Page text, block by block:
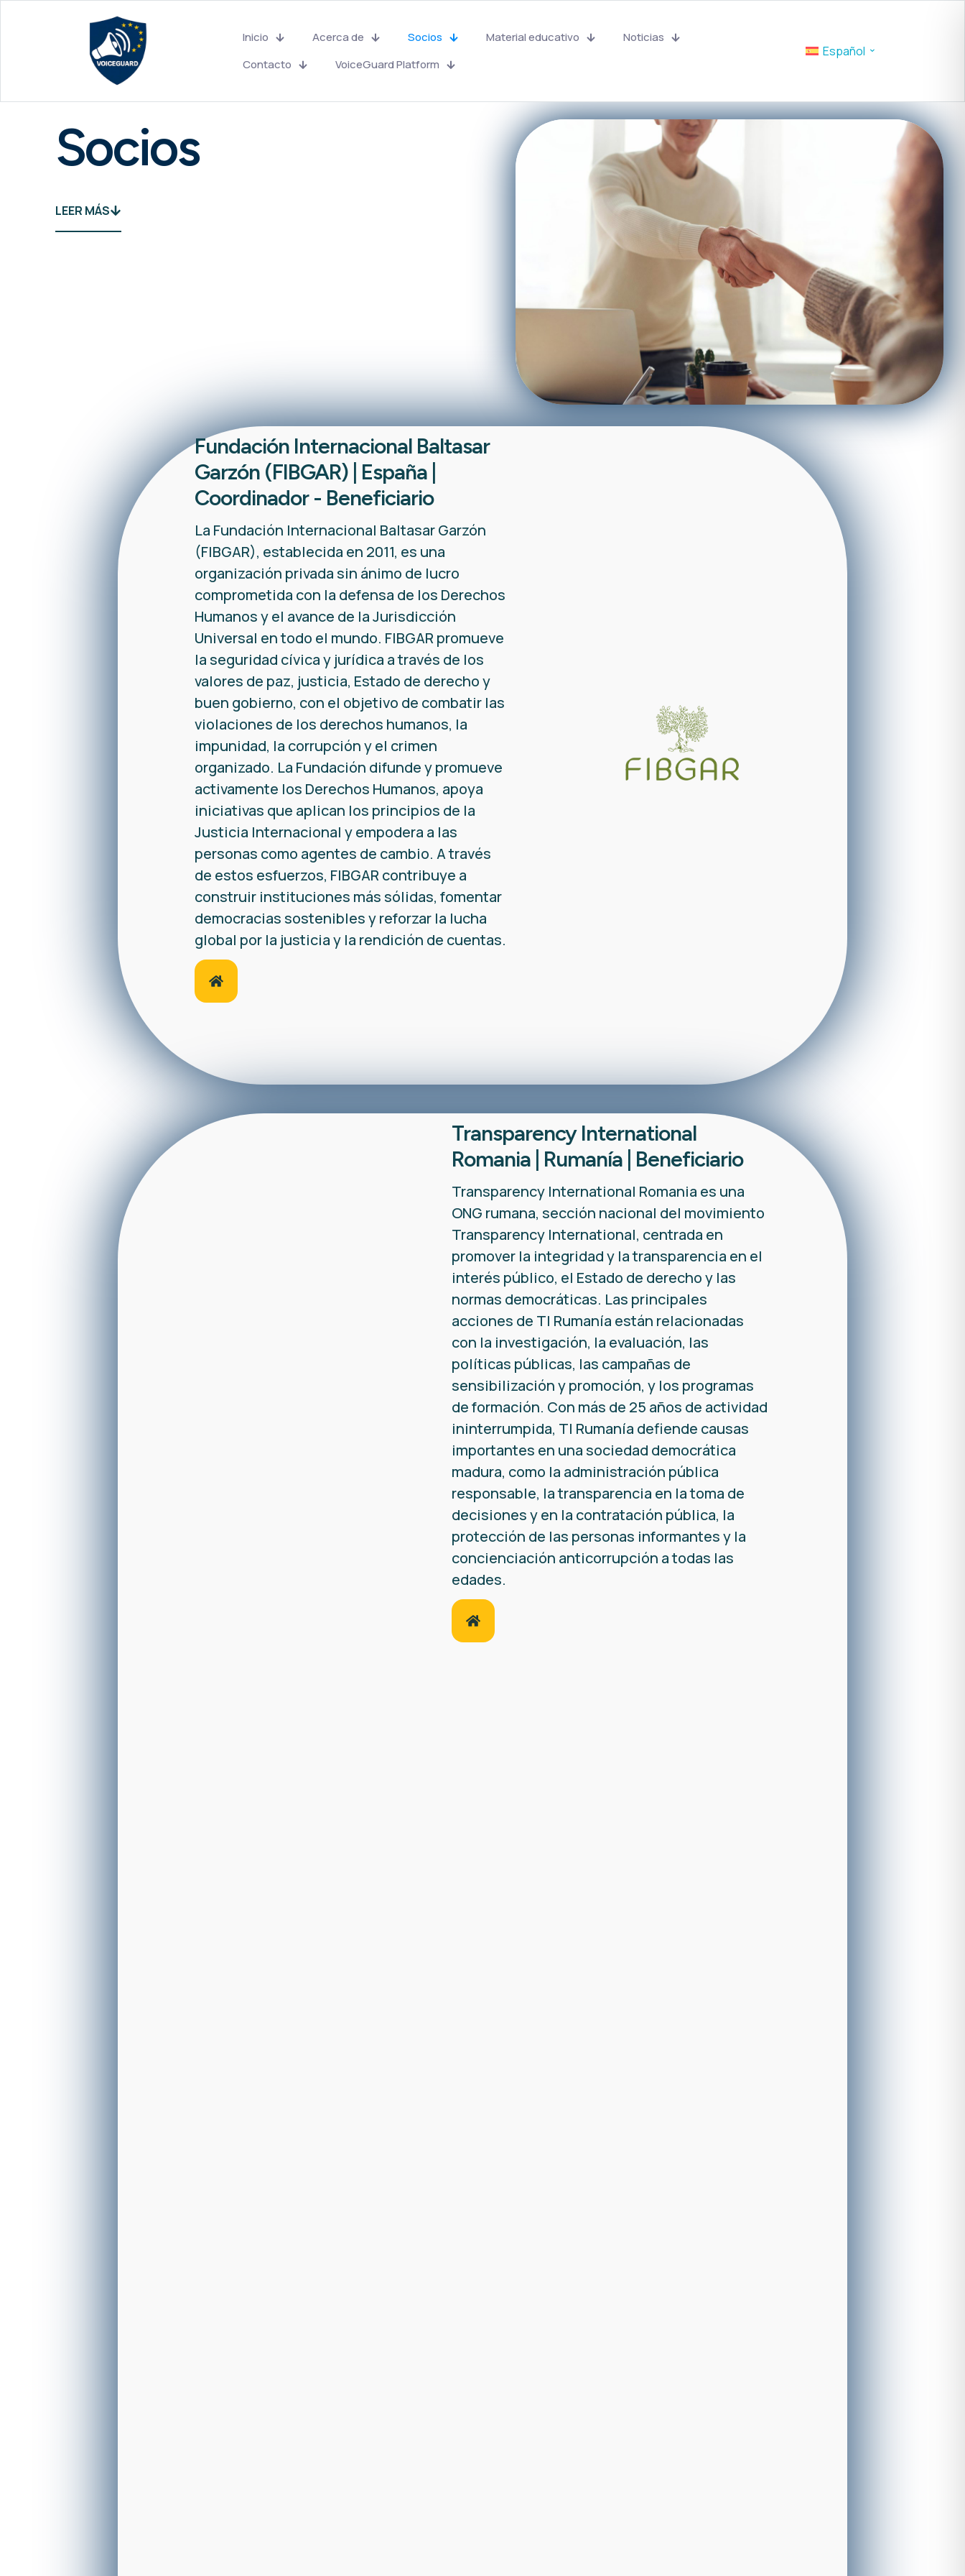
Inicio Acerca de Socios Material educativo
Noticias
Contacto
VoiceGuard Platform
Español
Socios
LEER MÁS
Fundación Internacional Baltasar
Garzón (FIBGAR) | España |
Coordinador - Beneficiario
La Fundación Internacional Baltasar Garzón
(FIBGAR), establecida en 2011, es una
organización privada sin ánimo de lucro
comprometida con la defensa de los Derechos
Humanos y el avance de la Jurisdicción
Universal en todo el mundo. FIBGAR promueve
la seguridad cívica y jurídica a través de los
valores de paz, justicia, Estado de derecho y
buen gobierno, con el objetivo de combatir las
violaciones de los derechos humanos, la
impunidad, la corrupción y el crimen
organizado. La Fundación difunde y promueve
activamente los Derechos Humanos, apoya
iniciativas que aplican los principios de la
Justicia Internacional y empodera a las
personas como agentes de cambio. A través
de estos esfuerzos, FIBGAR contribuye a
construir instituciones más sólidas, fomentar
democracias sostenibles y reforzar la lucha
global por la justicia y la rendición de cuentas.
Transparency International
Romania | Rumanía | Beneficiario
Transparency International Romania es una
ONG rumana, sección nacional del movimiento
Transparency International, centrada en
promover la integridad y la transparencia en el
interés público, el Estado de derecho y las
normas democráticas. Las principales
acciones de TI Rumanía están relacionadas
con la investigación, la evaluación, las
políticas públicas, las campañas de
sensibilización y promoción, y los programas
de formación. Con más de 25 años de actividad
ininterrumpida, TI Rumanía defiende causas
importantes en una sociedad democrática
madura, como la administración pública
responsable, la transparencia en la toma de
decisiones y en la contratación pública, la
protección de las personas informantes y la
concienciación anticorrupción a todas las
edades.